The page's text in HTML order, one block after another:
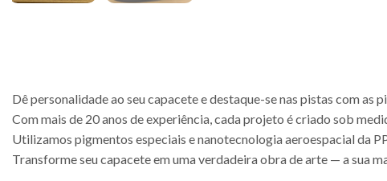
Dê personalidade ao seu capacete e destaque-se nas pistas com as
Com mais de 20 anos de experiência, cada projeto é criado sob
Utilizamos pigmentos especiais e nanotecnologia aeroespacial da
Transforme seu capacete em uma verdadeira obra de arte — a sua